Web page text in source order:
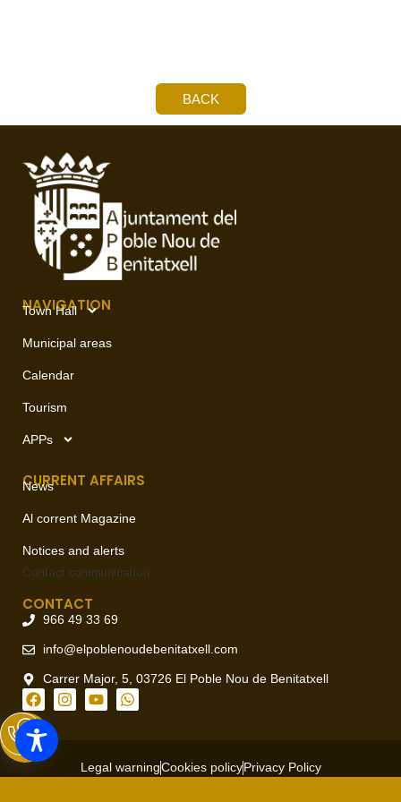
BACK
NAVIGATION
Town Hall
Municipal areas
Calendar
Tourism
APPs
CURRENT AFFAIRS
News
Al corrent Magazine
Notices and alerts
Contact communication
CONTACT
966 49 33 69
info@elpoblenoudebenitatxell.com
Carrer Major, 5, 03726 El Poble Nou de Benitatxell
Legal warningCookies policyPrivacy Policy